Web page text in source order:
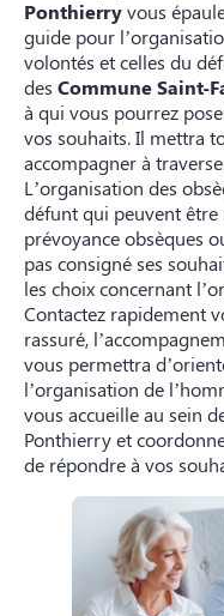
Ponthierryvous
guide pour
volontés et celles du
des Commune Saint-
à qui vous pourrez
vos souhaits. Il mettra
accompagner à
L’organisation des
défunt qui peuvent être
prévoyance obsèques
pas consigné ses
les choix concernant
Contactez rapidement
rassuré,
vous permettra
l’organisation de
vous accueille au sein
Ponthierry et
de répondre à vos